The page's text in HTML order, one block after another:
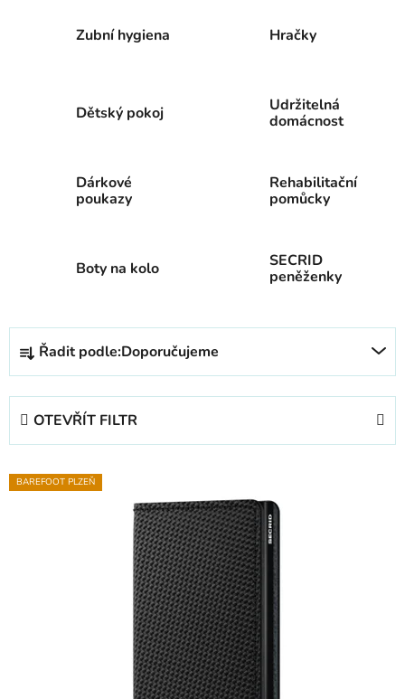
Zubní hygiena Hračky
Dětský pokoj
Udržitelná
domácnost
Dárkové
poukazy
Rehabilitační
pomůcky
Boty na kolo
SECRID
peněženky
Ř
z
p
Řadit podle:Doporučujeme
OTEVŘÍT FILTR
V
ý
BAREFOOT PLZEŇ